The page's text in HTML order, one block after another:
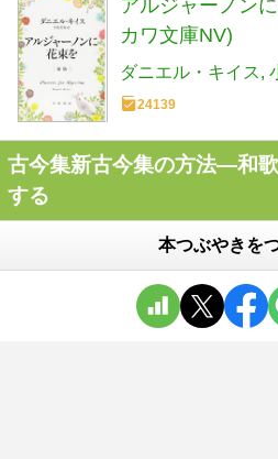
アルジャーノン
カワ文庫NV)
ダニエル・キイス
24139
古今集新古今集の方法―和
する
本つぶやきを